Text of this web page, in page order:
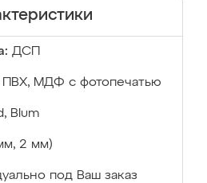
ДСП
МДФ с фотопечатью
Blum
2 мм)
под Ваш заказ